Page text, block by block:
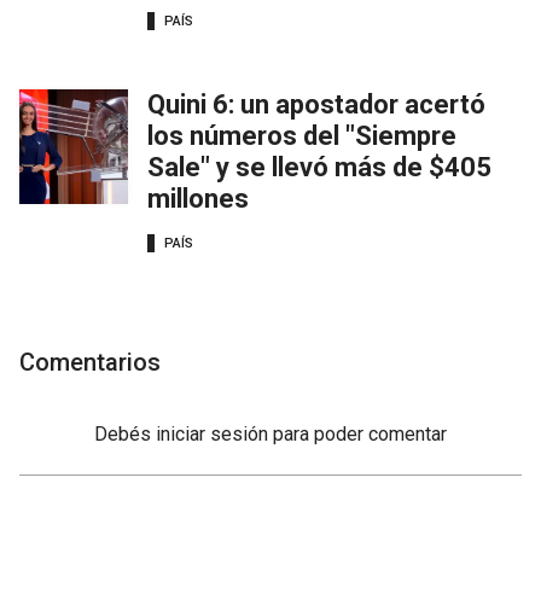
PAÍS
Quini 6: un apostador acertó
los números del "Siempre
Sale" y se llevó más de $405
millones
PAÍS
Comentarios
Debés iniciar sesión para poder comentar